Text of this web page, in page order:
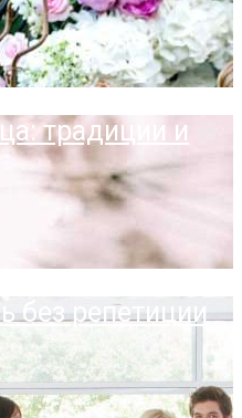
традиции и
без репетиции